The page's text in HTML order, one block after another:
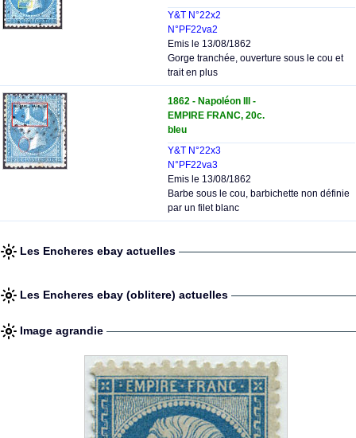
Y&T N°22x2
N°PF22va2
Emis le 13/08/1862
Gorge tranchée, ouverture sous le cou et
trait en plus
1862 - Napoléon III -
EMPIRE FRANC, 20c.
bleu
Y&T N°22x3
N°PF22va3
Emis le 13/08/1862
Barbe sous le cou, barbichette non définie
par un filet blanc
Les Encheres ebay actuelles
Les Encheres ebay (oblitere) actuelles
Image agrandie